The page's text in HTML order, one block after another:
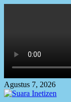
Agustus 7, 2026